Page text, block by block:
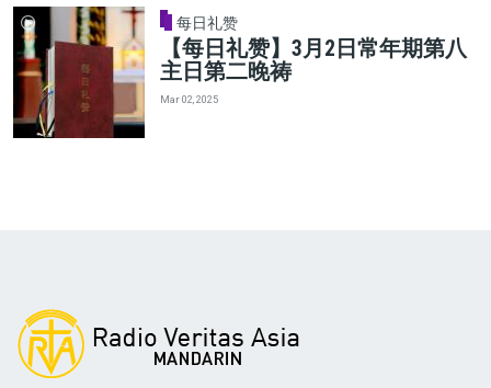
每日礼赞
【每日礼赞】3月2日常年期第八
主日第二晚祷
Mar 02, 2025